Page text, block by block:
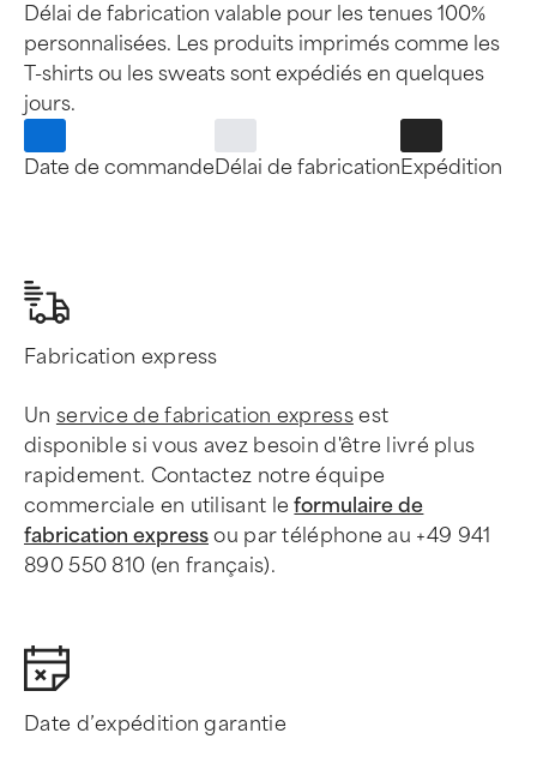
Délai de fabrication valable pour les tenues 100%
personnalisées. Les produits imprimés comme les
T-shirts ou les sweats sont expédiés en quelques
jours.
Date de commandeDélai de fabricationExpédition
Fabrication express
Un service de fabrication expressest
disponible si vous avez besoin d'être livré plus
rapidement. Contactez notre équipe
commerciale en utilisant leformulaire de
fabrication express ou par téléphone au +49 941
890 550 810 (en français).
Date d’expédition garantie